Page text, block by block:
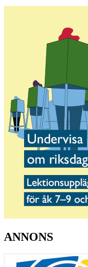
ANNONS